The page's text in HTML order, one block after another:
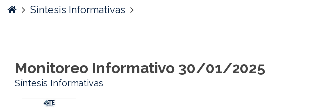
HomeSíntesis Informativas
Monitoreo Informativo 30/01/2025
Síntesis Informativas